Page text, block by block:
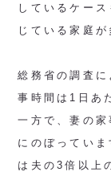
しているケー
じている家庭
総務省の調査
事時間は1日あ
一方で、妻の
にのぼってい
は夫の3倍以上